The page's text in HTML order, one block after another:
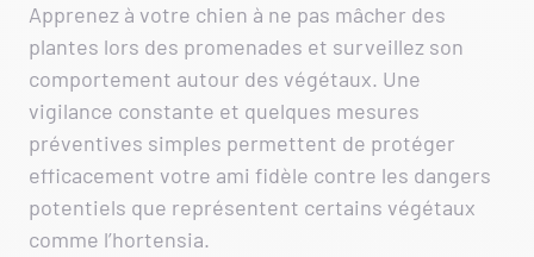
Apprenez à votre chien à ne pas mâcher des
plantes lors des promenades et surveillez son
comportement autour des végétaux. Une
vigilance constante et quelques mesures
préventives simples permettent de protéger
efficacement votre ami fidèle contre les dangers
potentiels que représentent certains végétaux
comme l’hortensia.